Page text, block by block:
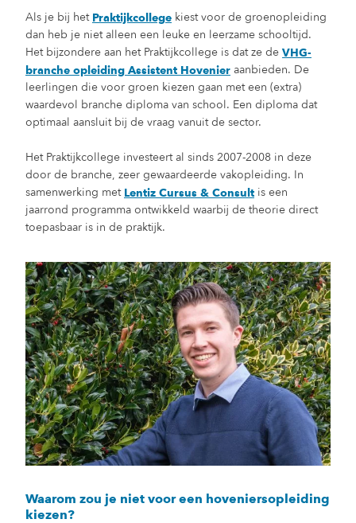
Als je bij het Praktijkcollege kiest voor de groenopleiding
dan heb je niet alleen een leuke en leerzame schooltijd.
Het bijzondere aan het Praktijkcollege is dat ze de VHG-
branche opleiding Assistent Hovenier aanbieden. De
leerlingen die voor groen kiezen gaan met een (extra)
waardevol branche diploma van school. Een diploma dat
optimaal aansluit bij de vraag vanuit de sector.
Het Praktijkcollege investeert al sinds 2007-2008 in deze
door de branche, zeer gewaardeerde vakopleiding. In
samenwerking met Lentiz Cursus & Consult is een
jaarrond programma ontwikkeld waarbij de theorie direct
toepasbaar is in de praktijk.
Waarom zou je niet voor een hoveniersopleiding
kiezen?